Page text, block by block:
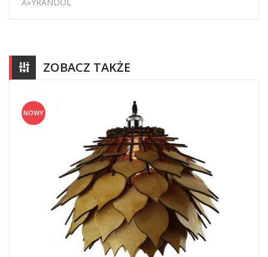
ZOBACZ TAKŻE
NOWY